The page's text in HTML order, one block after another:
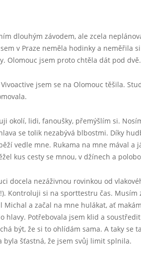
dlouhým závodem, ale zcela
v Praze neměla hodinky a neměřila
Olomouc jsem proto chtěla dát pod dvě.
jsem se na Olomouc těšila.
okolí, lidi, fanoušky, přemýšlím si.
se tolik nezabývá blbostmi. Díky
vedle mne. Rukama na mne mával a
kus cesty se mnou, v džínech a
docela nezáživnou rovinkou od
Kontroluji si na sporttestru čas. Musím
a začal na mne hulákat, ať
Potřebovala jsem klid a
být, že si to ohlídám sama. A taky se
byla šťastná, že jsem svůj limit splnila.